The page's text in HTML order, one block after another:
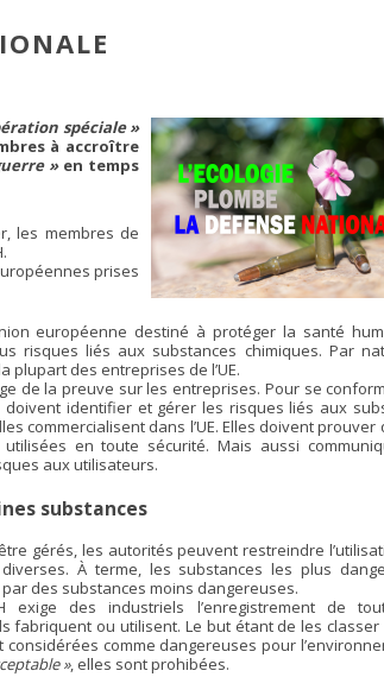
spéciale »
à accroître
»en temps
les membres de
prises
européenne destiné à protéger la santé
risques liés aux substances chimiques. Par
plupart des entreprises de l’UE.
de la preuve sur les entreprises. Pour se
identifier et gérer les risques liés aux
commercialisent dans l’UE. Elles doivent prouver
en toute sécurité. Mais aussi
aux utilisateurs.
substances
gérés, les autorités peuvent restreindre
À terme, les substances les plus
des substances moins dangereuses.
exige des industriels l’enregistrement de
fabriquent ou utilisent. Le but étant de les
comme dangereuses pour
», elles sont prohibées.